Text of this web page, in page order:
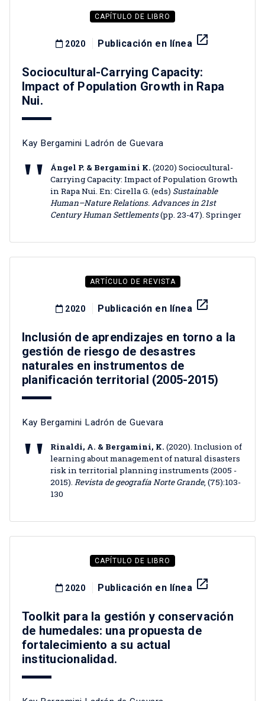
CAPÍTULO DE LIBRO
2020 Publicación en línea launch
Sociocultural-Carrying Capacity:
Impact of Population Growth in Rapa
Nui.
Kay Bergamini Ladrón de Guevara
Ángel P. & Bergamini K. (2020) Sociocultural-
Carrying Capacity: Impact of Population Growth
in Rapa Nui. En: Cirella G. (eds) Sustainable
Human–Nature Relations. Advances in 21st
Century Human Settlements(pp. 23-47). Springer
ARTÍCULO DE REVISTA
2020 Publicación en línea launch
Inclusión de aprendizajes en torno a la
gestión de riesgo de desastres
naturales en instrumentos de
planificación territorial (2005-2015)
Kay Bergamini Ladrón de Guevara
Rinaldi, A. & Bergamini, K. (2020). Inclusion of
learning about management of natural disasters
risk in territorial planning instruments (2005 -
2015). Revista de geografía Norte Grande, (75):103-
130
CAPÍTULO DE LIBRO
2020 Publicación en línea launch
Toolkit para la gestión y conservación
de humedales: una propuesta de
fortalecimiento a su actual
institucionalidad.